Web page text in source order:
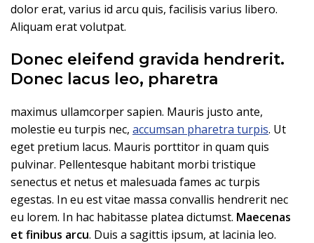
dolor erat, varius id arcu quis, facilisis varius libero.
Aliquam erat volutpat.
Donec eleifend gravida hendrerit.
Donec lacus leo, pharetra
maximus ullamcorper sapien. Mauris justo ante,
molestie eu turpis nec, accumsan pharetra turpis. Ut
eget pretium lacus. Mauris porttitor in quam quis
pulvinar. Pellentesque habitant morbi tristique
senectus et netus et malesuada fames ac turpis
egestas. In eu est vitae massa convallis hendrerit nec
eu lorem. In hac habitasse platea dictumst. Maecenas
et finibus arcu. Duis a sagittis ipsum, at lacinia leo.